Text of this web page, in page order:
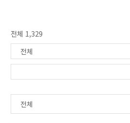
전체 1,329